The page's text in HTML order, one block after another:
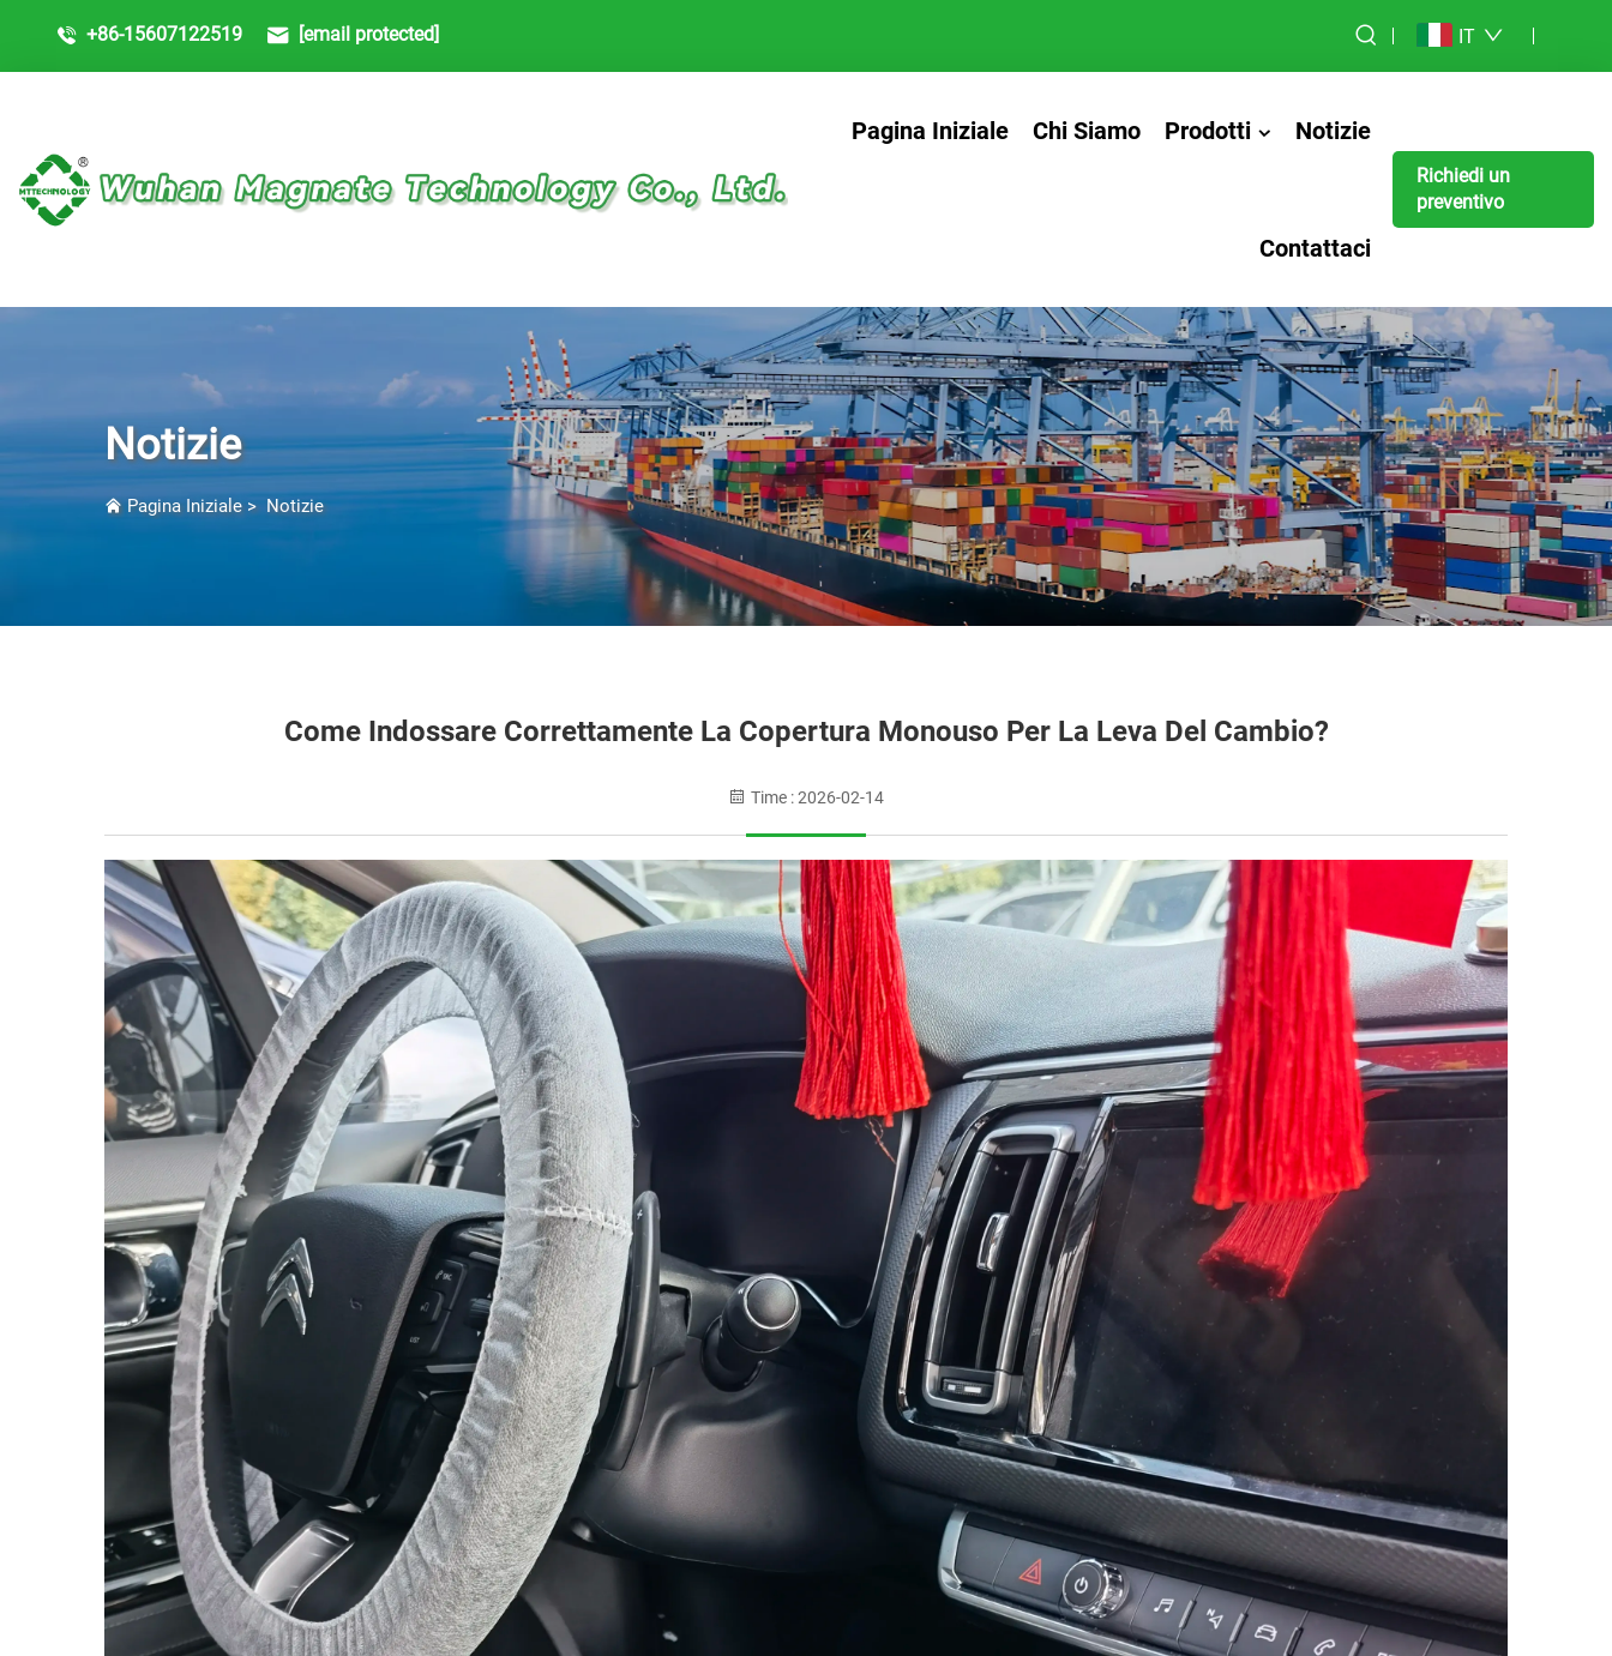
+86-15607122519 [email protected] IT
Pagina Iniziale Chi Siamo Prodotti Notizie
Contattaci
Richiedi un
preventivo
Notizie
Pagina Iniziale > Notizie
Come Indossare Correttamente La Copertura Monouso Per La Leva Del Cambio?
Time : 2026-02-14